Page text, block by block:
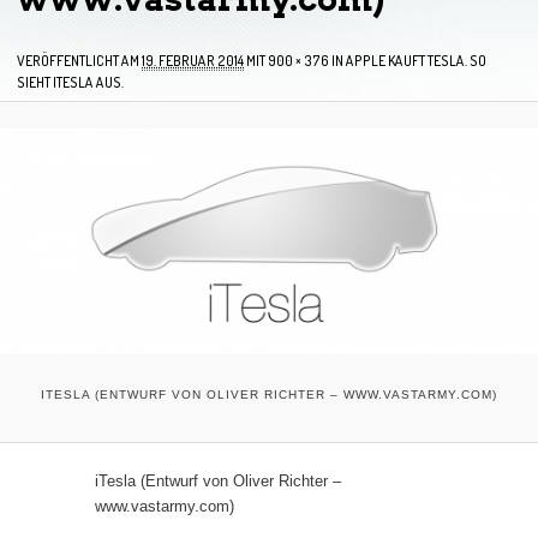
VERÖFFENTLICHT AM 19. FEBRUAR 2014 MIT900 × 376 IN APPLE KAUFT TESLA. SO
SIEHT ITESLA AUS.
ITESLA (ENTWURF VON OLIVER RICHTER – WWW.VASTARMY.COM)
iTesla (Entwurf von Oliver Richter –
www.vastarmy.com)